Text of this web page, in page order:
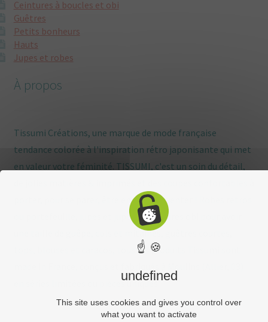
Ceintures à boucles et obi
Guêtres
Petits bonheurs
Hauts
Jupes et robes
À propos
Tissumi Créations, une marque de mode française
tendance colorée à l'inspiration rétro japonisante qui met
en valeur votre féminité. TISSUMI, c'est un soin du détail,
porter, pour se parer, être enviée, s'inventer ! Robes rétros
ou portefeuille, jupes et jupons, ceintures obi pour avoir
une taille de guêpe, cols et mitaines, guêtres courtes,
tops, blouses et caracos, tous les produits Tissumi sont
en séries limitées ou pièces uniques.
☝ 🍪
undefined
This site uses cookies and gives you control over
what you want to activate